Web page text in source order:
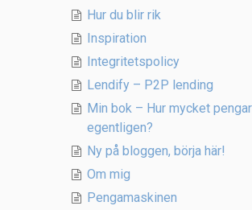
Hur du blir rik
Inspiration
Integritetspolicy
Lendify – P2P lending
Min bok – Hur mycket
egentligen?
Ny på bloggen, börja här!
Om mig
Pengamaskinen